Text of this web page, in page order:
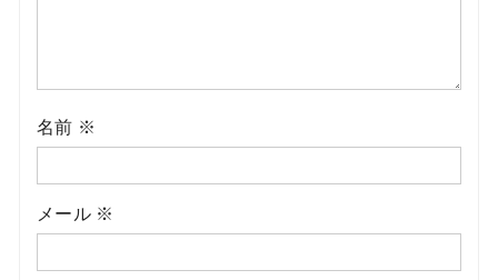
名前 ※
メール ※